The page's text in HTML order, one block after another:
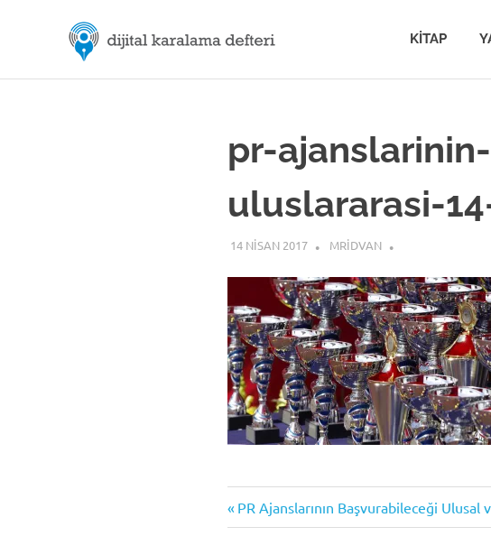
M.Rıdvan
ÖZDEMİR
|
Dijital
İletişim
KITAP
pr-
uluslararasi-
14 NISAN 2017 MRIDVAN
Yazı
Previous
Post:
PR Ajanslarının Başvurabileceği Ulusal